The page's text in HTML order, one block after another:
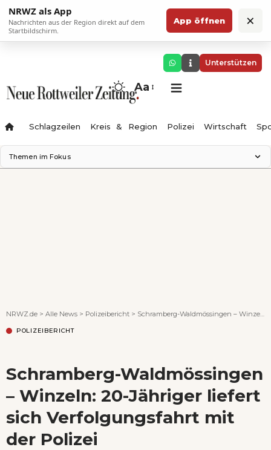
NRWZ als App
Nachrichten aus der Region direkt auf dem
Startbildschirm.
App öffnen ×
Unterstützen
Aa
Schlagzeilen Kreis & Region Polizei Wirtschaft
Themen im Fokus
NRWZ.de > Alle News > Polizeibericht > Schramberg-Waldmössingen – Winzeln: 20-Jähriger liefert sich Verfolgungsfahrt mit der Polizei
POLIZEIBERICHT
Schramberg-Waldmössingen
– Winzeln: 20-Jähriger liefert
sich Verfolgungsfahrt mit
der Polizei